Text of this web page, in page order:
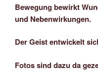
Bewegung bewirkt
und Nebenwirkungen.
Der Geist entwickelt
Fotos sind dazu da